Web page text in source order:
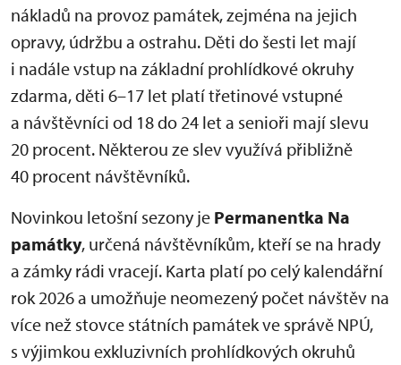
nákladů na provoz památek, zejména na jejich
opravy, údržbu a ostrahu. Děti do šesti let mají
i nadále vstup na základní prohlídkové okruhy
zdarma, děti 6–17 let platí třetinové vstupné
a návštěvníci od 18 do 24 let a senioři mají slevu
20 procent. Některou ze slev využívá přibližně
40 procent návštěvníků.
Novinkou letošní sezony je Permanentka Na
památky, určená návštěvníkům, kteří se na hrady
a zámky rádi vracejí. Karta platí po celý kalendářní
rok 2026 a umožňuje neomezený počet návštěv na
více než stovce státních památek ve správě NPÚ,
s výjimkou exkluzivních prohlídkových okruhů